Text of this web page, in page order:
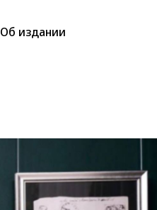
Об издании